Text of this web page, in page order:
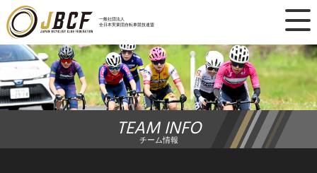
一般社団法人
全日本実業団自転車競技連盟
×
ニュース
レース日程
ランキング
TEAM INFO
チーム情報